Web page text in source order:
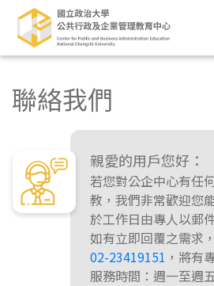
聯絡我們
親愛的用戶您好：
若您對公企中心有任
教，我們非常歡迎您
於工作日由專人以郵
如有立即回覆之需求
02-23419151 ，將有
服務時間：週一至週